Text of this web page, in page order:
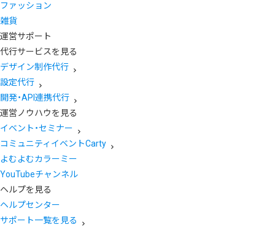
ファッション
雑貨
運営サポート
代行サービスを見る
デザイン制作代行
設定代行
開発・API連携代行
運営ノウハウを見る
イベント・セミナー
コミュニティイベントCarty
よむよむカラーミー
YouTubeチャンネル
ヘルプを見る
ヘルプセンター
サポート一覧を見る